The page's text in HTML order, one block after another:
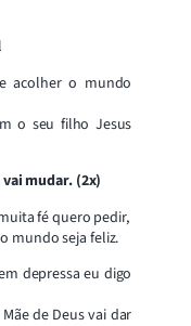
acolher o mundo
o seu filho Jesus
mudar. (2x)
fé quero pedir,
mundo seja feliz.
depressa eu digo
de Deus vai dar